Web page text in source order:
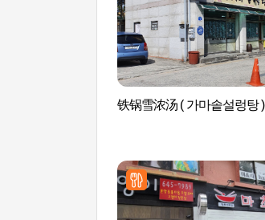
铁锅雪浓汤 ( 가마솥설렁탕 )